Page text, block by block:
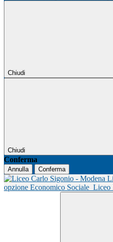
Chiudi
Chiudi
Conferma
Annulla Conferma
opzione Economico Sociale Liceo